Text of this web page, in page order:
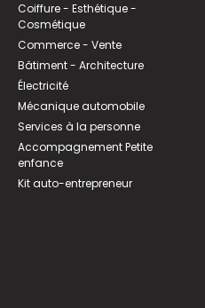
Coiffure - Esthétique -
Cosmétique
Commerce - Vente
Bâtiment - Architecture
Électricité
Mécanique automobile
Services à la personne
Accompagnement Petite
enfance
Kit auto-entrepreneur